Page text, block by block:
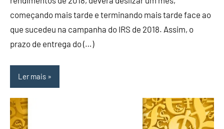
começando mais tarde e terminando mais tarde face ao
que sucedeu na campanha do IRS de 2018. Assim, o
prazo de entrega do (…)
Ler mais